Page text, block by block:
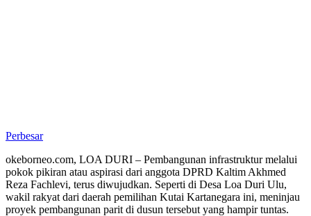
Perbesar
okeborneo.com, LOA DURI – Pembangunan infrastruktur melalui
pokok pikiran atau aspirasi dari anggota DPRD Kaltim Akhmed
Reza Fachlevi, terus diwujudkan. Seperti di Desa Loa Duri Ulu,
wakil rakyat dari daerah pemilihan Kutai Kartanegara ini, meninjau
proyek pembangunan parit di dusun tersebut yang hampir tuntas.